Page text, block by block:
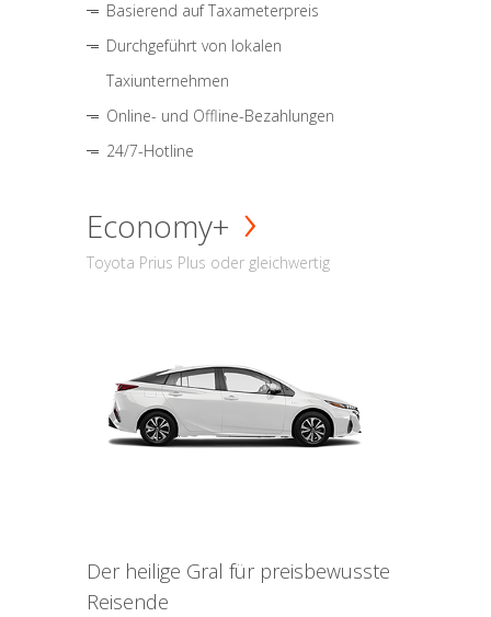
Basierend auf Taxameterpreis
Durchgeführt von lokalen
Taxiunternehmen
Online- und Offline-Bezahlungen
24/7-Hotline
Economy+
Toyota Prius Plus oder gleichwertig
Der heilige Gral für preisbewusste
Reisende